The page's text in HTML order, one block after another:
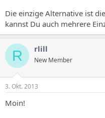
Die einzige Alternative ist
kannst Du auch mehrere
R rlill
New Member
3. Okt. 2013
Moin!